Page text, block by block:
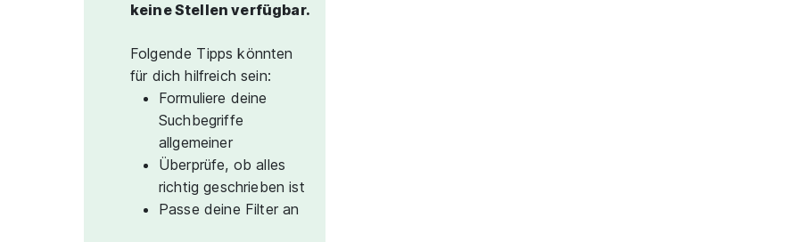
keine Stellen verfügbar.
Folgende Tipps könnten
für dich hilfreich sein:
Formuliere deine
Suchbegriffe
allgemeiner
Überprüfe, ob alles
richtig geschrieben ist
Passe deine Filter an